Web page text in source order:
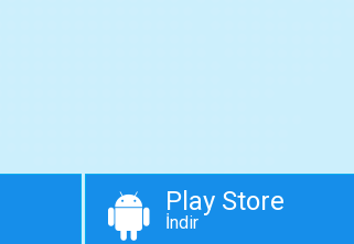
Play Store
İndir